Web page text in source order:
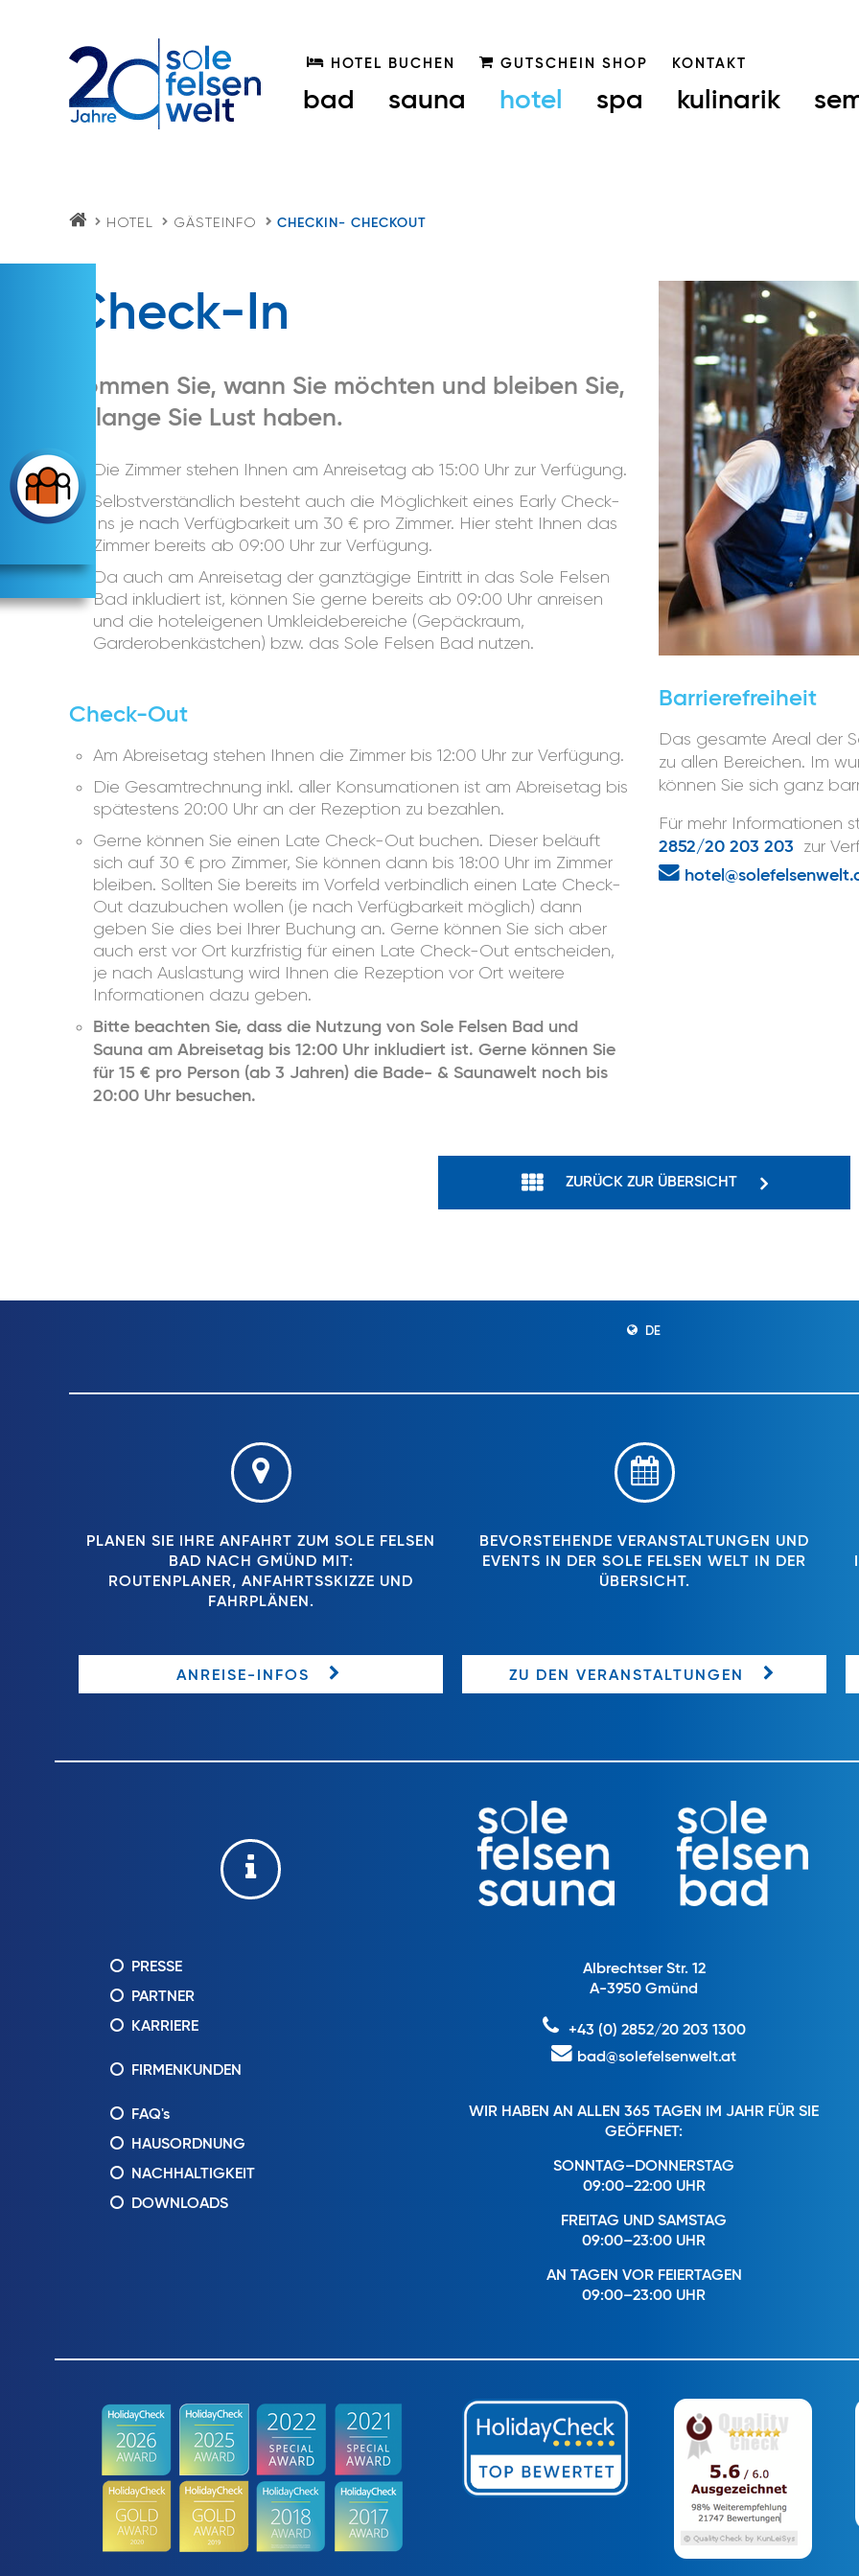
HOTEL BUCHEN GUTSCHEIN SHOP KONTAKT
bad sauna hotel spa kulinarik
HOTEL GÄSTEINFO CHECKIN- CHECKOUT
Check-In
Kommen Sie, wann Sie möchten und bleiben Sie,
solange Sie Lust haben.
Die Zimmer stehen Ihnen am Anreisetag ab 15:00 Uhr zur Verfügung.
Selbstverständlich besteht auch die Möglichkeit eines Early Check-
Ins je nach Verfügbarkeit um 30 € pro Zimmer. Hier steht Ihnen das
Zimmer bereits ab 09:00 Uhr zur Verfügung.
Da auch am Anreisetag der ganztägige Eintritt in das Sole Felsen
Bad inkludiert ist, können Sie gerne bereits ab 09:00 Uhr anreisen
und die hoteleigenen Umkleidebereiche (Gepäckraum,
Garderobenkästchen) bzw. das Sole Felsen Bad nutzen.
Check-Out
Am Abreisetag stehen Ihnen die Zimmer bis 12:00 Uhr zur Verfügung.
Die Gesamtrechnung inkl. aller Konsumationen ist am Abreisetag bis
spätestens 20:00 Uhr an der Rezeption zu bezahlen.
Gerne können Sie einen Late Check-Out buchen. Dieser beläuft
sich auf 30 € pro Zimmer, Sie können dann bis 18:00 Uhr im Zimmer
bleiben. Sollten Sie bereits im Vorfeld verbindlich einen Late Check-
Out dazubuchen wollen (je nach Verfügbarkeit möglich) dann
geben Sie dies bei Ihrer Buchung an. Gerne können Sie sich aber
auch erst vor Ort kurzfristig für einen Late Check-Out entscheiden,
je nach Auslastung wird Ihnen die Rezeption vor Ort weitere
Informationen dazu geben.
Bitte beachten Sie, dass die Nutzung von Sole Felsen Bad und
Sauna am Abreisetag bis 12:00 Uhr inkludiert ist. Gerne können Sie
für 15 € pro Person (ab 3 Jahren) die Bade- & Saunawelt noch bis
20:00 Uhr besuchen.
Barrierefreiheit
Das gesamte Areal der
zu allen Bereichen. Im
können Sie sich ganz
Für mehr Informationen
2852/20 203 203 zur
ZURÜCK ZUR ÜBERSICHT
DE
PLANEN SIE IHRE ANFAHRT ZUM SOLE FELSEN
BAD NACH GMÜND MIT:
ROUTENPLANER, ANFAHRTSSKIZZE UND
FAHRPLÄNEN.
ANREISE-INFOS
BEVORSTEHENDE VERANSTALTUNGEN UND
EVENTS IN DER SOLE FELSEN WELT IN DER
ÜBERSICHT.
ZU DEN VERANSTALTUNGEN
PRESSE
PARTNER
KARRIERE
FIRMENKUNDEN
FAQ's
HAUSORDNUNG
NACHHALTIGKEIT
DOWNLOADS
Albrechtser Str. 12
A-3950 Gmünd
+43 (0) 2852/20 203 1300
bad@solefelsenwelt.at
WIR HABEN AN ALLEN 365 TAGEN IM JAHR FÜR SIE
GEÖFFNET:
SONNTAG–DONNERSTAG
09:00–22:00 UHR
FREITAG UND SAMSTAG
09:00–23:00 UHR
AN TAGEN VOR FEIERTAGEN
09:00–23:00 UHR